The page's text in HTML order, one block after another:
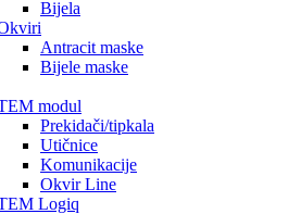
Bijela
Antracit maske
Bijele maske
modul
Prekidači/tipkala
Utičnice
Komunikacije
Okvir Line
Logiq